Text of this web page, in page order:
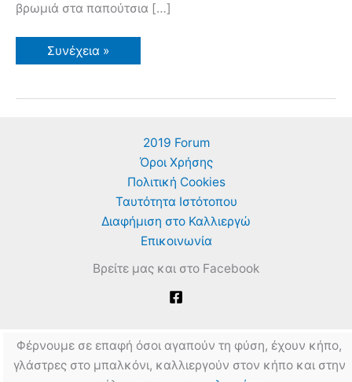
βρωμιά στα παπούτσια […]
Ο
Κηπάνθρωπος
Συνέχεια »
2019 Forum
Όροι Χρήσης
Πολιτική Cookies
Ταυτότητα Ιστότοπου
Διαφήμιση στο Καλλιεργώ
Επικοινωνία
Βρείτε μας και στο Facebook
Φέρνουμε σε επαφή όσοι αγαπούν τη φύση, έχουν κήπο,
γλάστρες στο μπαλκόνι, καλλιεργούν στον κήπο και στην